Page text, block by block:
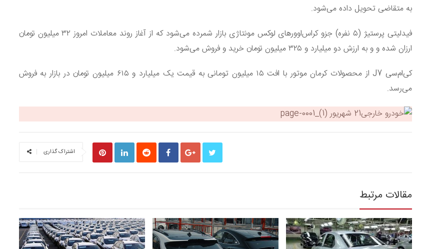
به متقاضی تحویل داده می‌شود.
فیدلیتی پرستیژ (۵ نفره) جزو کراس‌اوورهای لوکس مونتاژی بازار شمرده می‌شود که از آغاز روند معاملات امروز ۳۲ میلیون تومان
ارزان شده و و به ارزش دو میلیارد و ۳۲۵ میلیون تومان خرید و فروش می‌شود.
کی‌ام‌سی J7 از محصولات کرمان موتور با افت ۱۵ میلیون تومانی به قیمت یک میلیارد و ۶۱۵ میلیون تومان در بازار به فروش
می‌رسد.
اشتراک گذاری
مقالات مرتبط